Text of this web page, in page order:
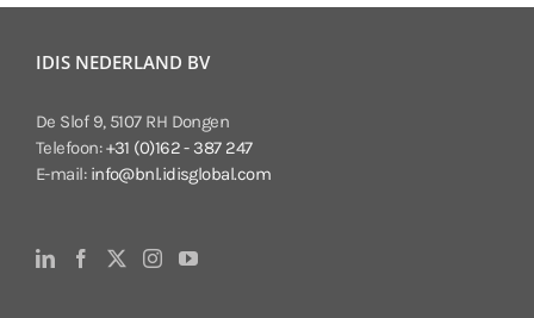
IDIS NEDERLAND BV
De Slof 9, 5107 RH Dongen
Telefoon:+31 (0)162 - 387 247
E-mail: info@bnl.idisglobal.com